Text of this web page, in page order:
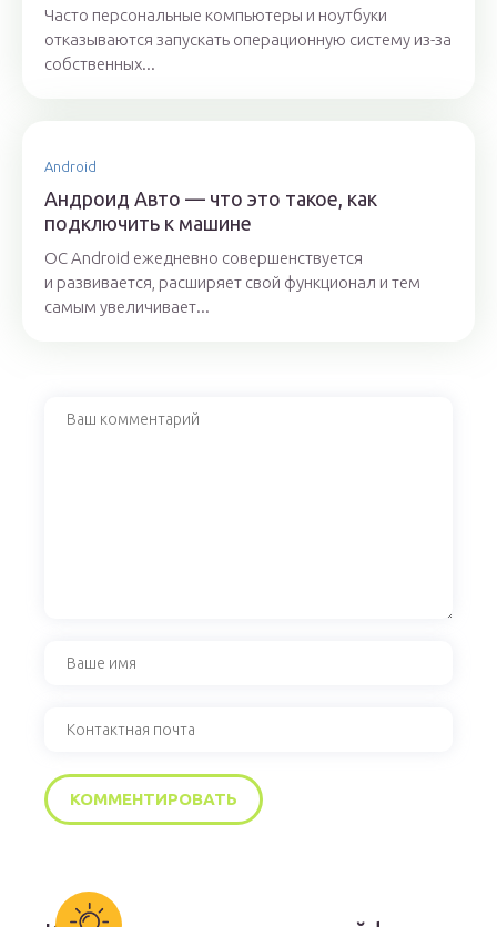
Часто персональные компьютеры и ноутбуки
отказываются запускать операционную систему из-за
собственных...
Android
Андроид Авто — что это такое, как
подключить к машине
OC Android ежедневно совершенствуется
и развивается, расширяет свой функционал и тем
самым увеличивает...